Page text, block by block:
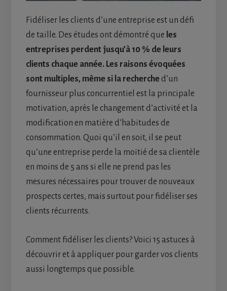
Fidéliser les clients d’une entreprise est un défi
de taille. Des études ont démontré que les
entreprises perdent jusqu’à 10 % de leurs
clients chaque année. Les raisons évoquées
sont multiples, même si la recherche d’un
fournisseur plus concurrentiel est la principale
motivation, après le changement d’activité et la
modification en matière d’habitudes de
consommation. Quoi qu’il en soit, il se peut
qu’une entreprise perde la moitié de sa clientèle
en moins de 5 ans si elle ne prend pas les
mesures nécessaires pour trouver de nouveaux
prospects certes, mais surtout pour fidéliser ses
clients récurrents.
Comment fidéliser les clients? Voici 15 astuces à
découvrir et à appliquer pour garder vos clients
aussi longtemps que possible.